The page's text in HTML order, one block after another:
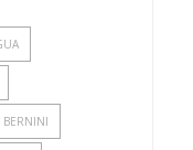
BERNINI